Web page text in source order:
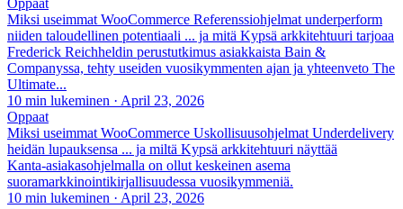
Miksi useimmat WooCommerce Referenssiohjelmat underperform
niiden taloudellinen potentiaali ... ja mitä Kypsä arkkitehtuuri tarjoaa
Frederick Reichheldin perustutkimus asiakkaista Bain &
Companyssa, tehty useiden vuosikymmenten ajan ja yhteenveto The
Ultimate...
10 min lukeminen · April 23, 2026
Oppaat
Miksi useimmat WooCommerce Uskollisuusohjelmat Underdelivery
heidän lupauksensa ... ja miltä Kypsä arkkitehtuuri näyttää
Kanta-asiakasohjelmalla on ollut keskeinen asema
suoramarkkinointikirjallisuudessa vuosikymmeniä.
10 min lukeminen · April 23, 2026